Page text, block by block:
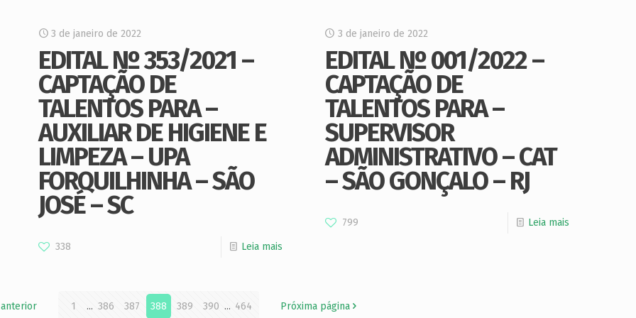
3 de janeiro de 2022
EDITAL Nº 353/2021 –
CAPTAÇÃO DE
TALENTOS PARA –
AUXILIAR DE HIGIENE E
LIMPEZA – UPA
FORQUILHINHA – SÃO
JOSÉ – SC
338 Leia mais
3 de janeiro de 2022
EDITAL Nº 001/2022 –
CAPTAÇÃO DE
TALENTOS PARA –
SUPERVISOR
ADMINISTRATIVO – CAT
– SÃO GONÇALO – RJ
799 Leia mais
1 ... 386 387 388 389 390 ... 464 Próxima página